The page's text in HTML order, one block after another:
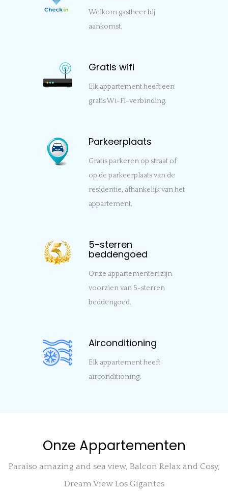
Welkom gastheer bij
aankomst.
Gratis wifi
Elk appartement heeft een
gratis Wi-Fi-verbinding.
Parkeerplaats
Gratis parkeren op straat of
op de parkeerplaats van de
residentie, afhankelijk van het
appartement.
5-sterren
beddengoed
Onze appartementen zijn
voorzien van 5-sterren
beddengoed.
Airconditioning
Elk appartement heeft
airconditioning.
Onze Appartementen
Paraiso amazing and sea view, Balcon Relax and Cosy,
Dream View Los Gigantes